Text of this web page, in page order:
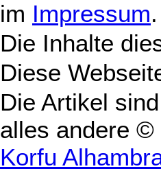
im Impressum.
Die Inhalte
Diese
Die Artikel
alles andere
Korfu